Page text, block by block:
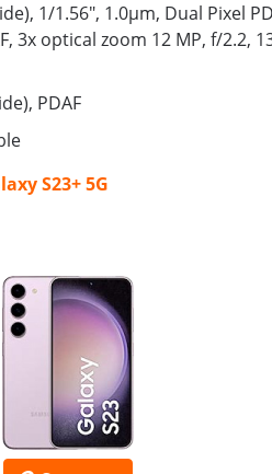
1/1.56", 1.0µm, Dual Pixel
3x optical zoom 12 MP, f/2.2,
PDAF
S23+ 5G